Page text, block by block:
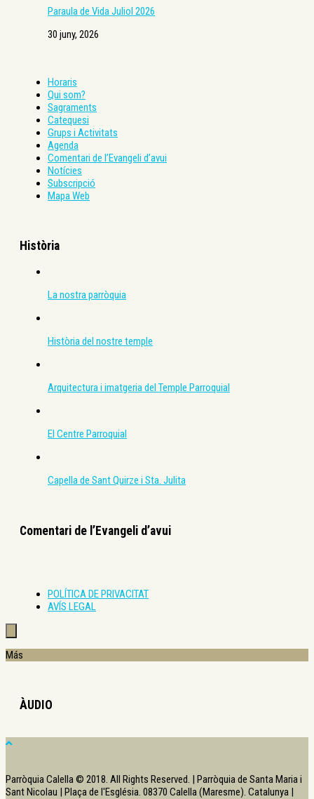
Paraula de Vida Juliol 2026
30 juny, 2026
Horaris
Qui som?
Sagraments
Catequesi
Grups i Activitats
Agenda
Comentari de l’Evangeli d’avui
Notícies
Subscripció
Mapa Web
Història
La nostra parròquia
Història del nostre temple
Arquitectura i imatgeria del Temple Parroquial
El Centre Parroquial
Capella de Sant Quirze i Sta. Julita
Comentari de l’Evangeli d’avui
POLÍTICA DE PRIVACITAT
AVÍS LEGAL
Más
ÀUDIO
Parròquia Calella © 2018. All Rights Reserved. | Parròquia de Santa Maria i
Sant Nicolau | Plaça de l'Església. 08370 Calella (Maresme). Catalunya |